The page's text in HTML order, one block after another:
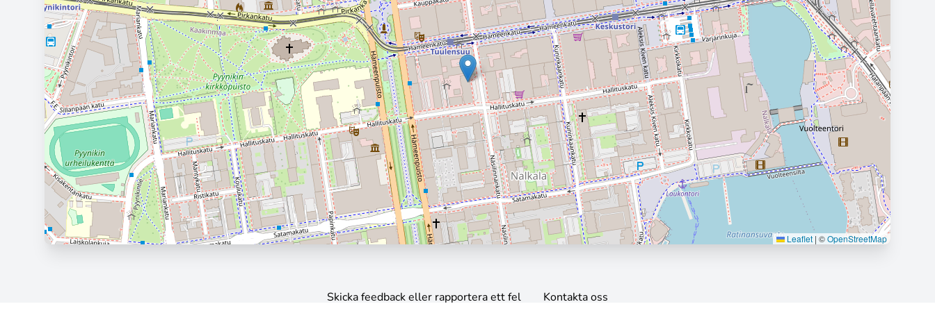
Leaflet | ©OpenStreetMap
Skicka feedback eller rapportera ett fel Kontakta oss